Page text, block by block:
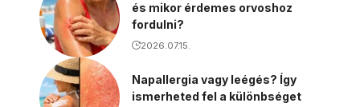
és mikor érdemes orvoshoz
fordulni?
2026.07.15.
Napallergia vagy leégés? Így
ismerheted fel a különbséget